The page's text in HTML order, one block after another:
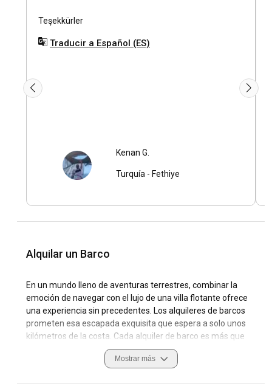
Teşekkürler
Traducir a Español (ES)
Kenan G.
Turquía - Fethiye
Alquilar un Barco
En un mundo lleno de aventuras terrestres, combinar la
emoción de navegar con el lujo de una villa flotante ofrece
una experiencia sin precedentes. Los alquileres de barcos
prometen esa escapada exquisita que espera a solo unos
kilómetros de la costa. Cada alquiler de barco es más que
un simple alquiler de embarcación; es un viaje a un mundo
de libertad, elegancia y encanto.
Mostrar más